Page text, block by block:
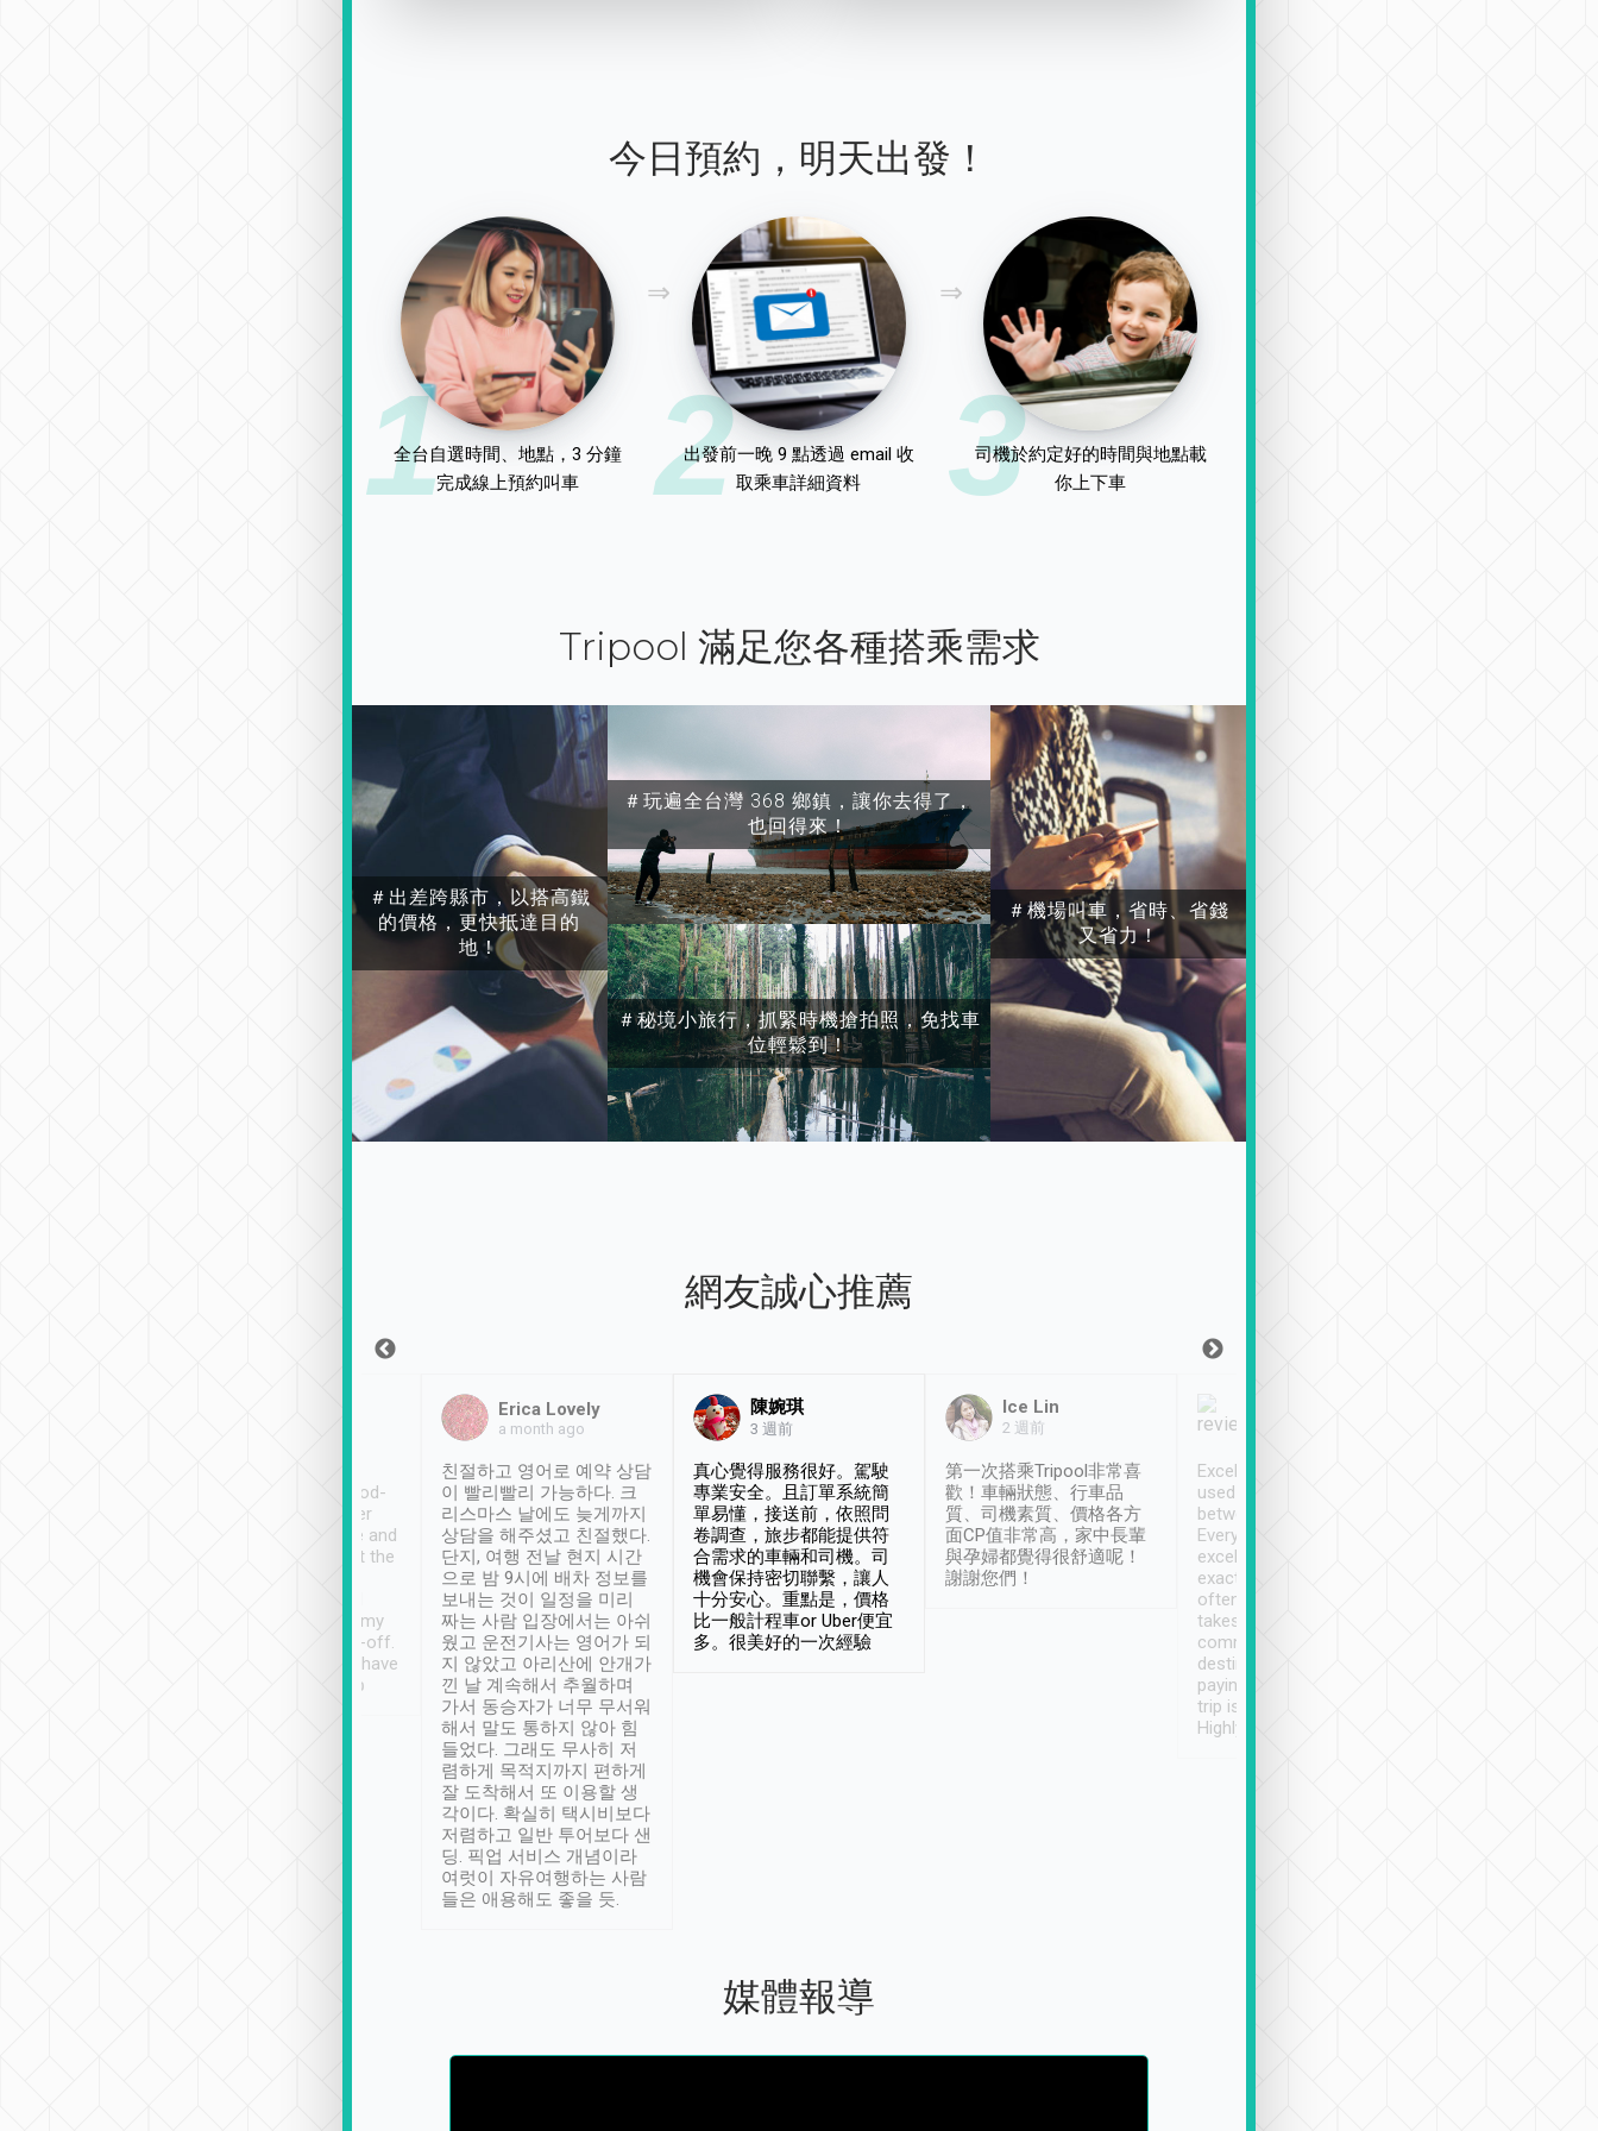
今日預約，明天出發！
1
全台自選時間、地點，3 分鐘
完成線上預約叫車
2
出發前一晚 9 點透過 email 收
取乘車詳細資料
3
司機於約定好的時間與地點載
你上下車
Tripool 滿足您各種搭乘需求
＃出差跨縣市，以搭高鐵
的價格，更快抵達目的
地！
＃玩遍全台灣 368 鄉鎮，讓你去得了，
也回得來！
＃秘境小旅行，抓緊時機搶拍照，免找車
位輕鬆到！
＃機場叫車，省時、省錢
又省力！
網友誠心推薦
service, vehicles in good-
condition and the driver
service was awesome and
thoughtful. Driver went the
have safely arrived at my
destination after drop-off.
Definitely something I have
not seen elsewhere 👍
Erica Lovely
a month ago
친절하고 영어로 예약 상담
이 빨리빨리 가능하다. 크
리스마스 날에도 늦게까지
상담을 해주셨고 친절했다.
단지, 여행 전날 현지 시간
으로 밤 9시에 배차 정보를
보내는 것이 일정을 미리
짜는 사람 입장에서는 아쉬
웠고 운전기사는 영어가 되
지 않았고 아리산에 안개가
낀 날 계속해서 추월하며
가서 동승자가 너무 무서워
해서 말도 통하지 않아 힘
들었다. 그래도 무사히 저
렴하게 목적지까지 편하게
잘 도착해서 또 이용할 생
각이다. 확실히 택시비보다
저렴하고 일반 투어보다 샌
딩. 픽업 서비스 개념이라
여럿이 자유여행하는 사람
들은 애용해도 좋을 듯.
陳婉琪
3 週前
真心覺得服務很好。駕駛
專業安全。且訂單系統簡
單易懂，接送前，依照問
卷調查，旅步都能提供符
合需求的車輛和司機。司
機會保持密切聯繫，讓人
十分安心。重點是，價格
比一般計程車or Uber便宜
多。很美好的一次經驗
Ice Lin
2 週前
第一次搭乘Tripool非常喜
歡！車輛狀態、行車品
質、司機素質、價格各方
面CP值非常高，家中長輩
與孕婦都覺得很舒適呢！
謝謝您們！
Excellent service. We have
used Tripool to travel
between cities in Taiwan.
Every driver has been
excellent and arrives
exactly on time. As there is
often limited English it
takes the difficulty out of
communicating the
destination details and
paying online prior to the
trip is very convenient.
Highly recommended
媒體報導